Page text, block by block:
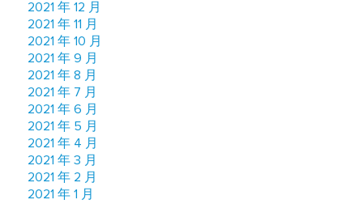
2021 年 12 月
2021 年 11 月
2021 年 10 月
2021 年 9 月
2021 年 8 月
2021 年 7 月
2021 年 6 月
2021 年 5 月
2021 年 4 月
2021 年 3 月
2021 年 2 月
2021 年 1 月